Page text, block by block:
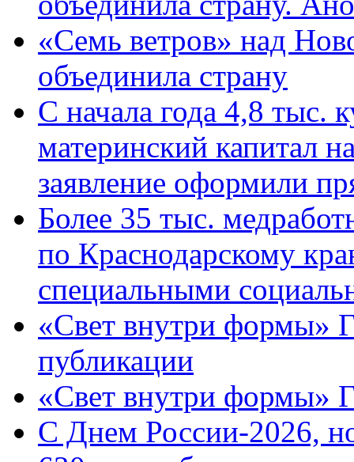
«Семь ветров» над
объединила страну
С начала года 4,8 тыс.
материнский капитал
заявление оформили
Более 35 тыс.
по Краснодарскому
специальными
«Свет внутри формы»
публикации
«Свет внутри формы»
C Днем России-2026,